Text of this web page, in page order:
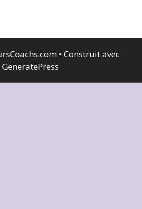
• Construit avec
GeneratePress